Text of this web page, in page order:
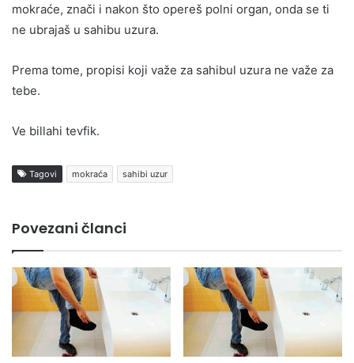
mokraće, znači i nakon što opereš polni organ, onda se ti
ne ubrajaš u sahibu uzura.
Prema tome, propisi koji važe za sahibul uzura ne važe za
tebe.
Ve billahi tevfik.
Tagovi mokraća sahibi uzur
Povezani članci